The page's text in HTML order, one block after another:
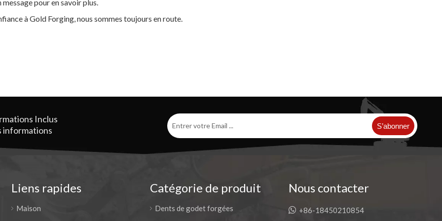
message pour en savoir plus.
à Gold Forging, nous sommes toujours en route.
Inclus
informations
S’abonner
Liens rapides
Maison
Catégorie de produit
Dents de godet forgées
Nous contacter
 +86-18450210854